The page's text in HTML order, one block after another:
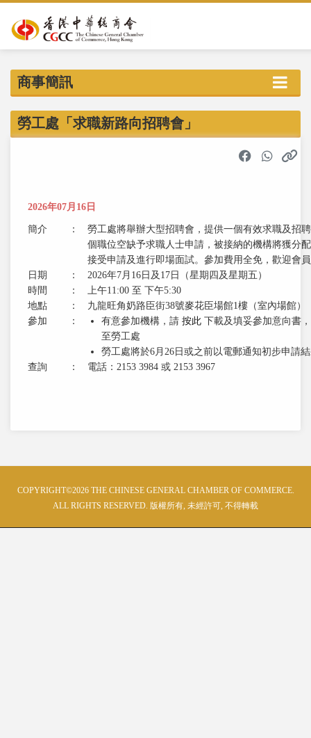
商事簡訊
勞工處「求職新路向招聘會」
2026年07月16日
簡介 ：
勞工處將舉辦大型招聘會，提供一個有效求職及招
個職位空缺予求職人士申請，被接納的機構將獲分
接受申請及進行即場面試。參加費用全免，歡迎會
日期
：
2026年7月16日及17日（星期四及星期五）
時間
：
上午11:00 至 下午5:30
地點
：
九龍旺角奶路臣街38號麥花臣場館1樓（室內場館）
參加
： 有意參加機構，請 按此 下載及填妥參加意向書
至勞工處
勞工處將於6月26日或之前以電郵通知初步申請
查詢
： 電話：2153 3984 或 2153 3967
COPYRIGHT©2026 THE CHINESE GENERAL CHAMBER OF COMMERCE.
ALL RIGHTS RESERVED. 版權所有, 未經許可, 不得轉載